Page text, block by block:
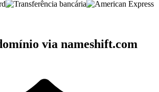
via nameshift.com